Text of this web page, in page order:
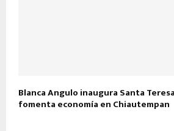
Blanca Angulo inaugura Santa
fomenta economía en Chiautempan